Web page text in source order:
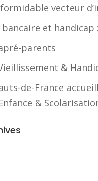
vecteur
et handicap
parents
&
de-France
&